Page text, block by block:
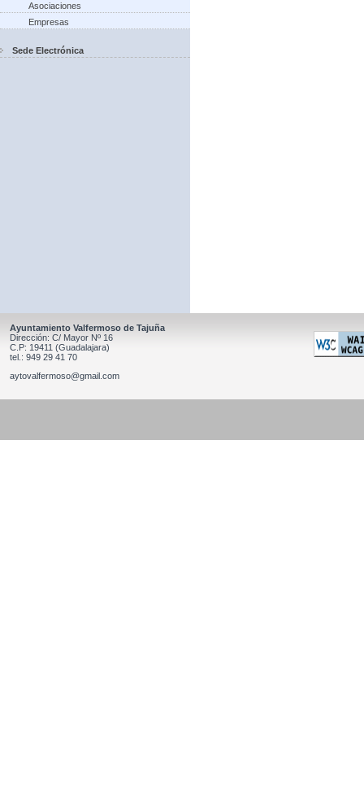
Asociaciones
Empresas
Sede Electrónica
Ayuntamiento Valfermoso de Tajuña
Dirección: C/ Mayor Nº 16
C.P: 19411 (Guadalajara)
tel.: 949 29 41 70
aytovalfermoso@gmail.com